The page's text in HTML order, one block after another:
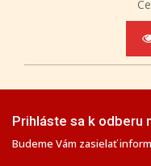
Prihláste sa k odberu
Budeme Vám zasielať